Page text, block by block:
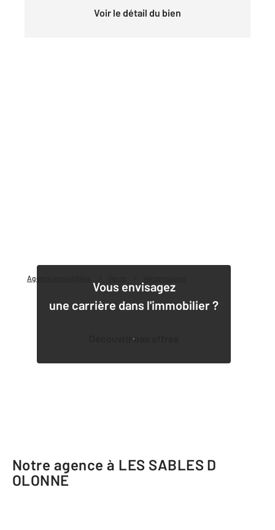
Agence immobilière
Voir le détail du bien
Vous envisagez
une carrière dans l'immobilier ?
Découvrir nos offres
Notre agence à LES SABLES D
OLONNE